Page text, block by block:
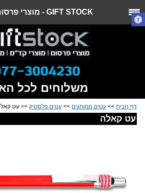
GIFT STOCK - מוצרי פרסום ומ...
משלוחים לכל
דף הבית >> עטים ממותגים >> עטים פלסטיק >> עט
עט קאלה